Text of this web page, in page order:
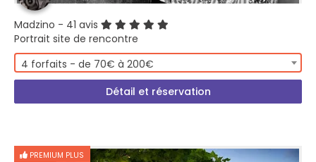
Madzino - 41 avis
Portrait site de rencontre
4 forfaits - de 70€ à 200€
Détail et réservation
PREMIUM PLUS